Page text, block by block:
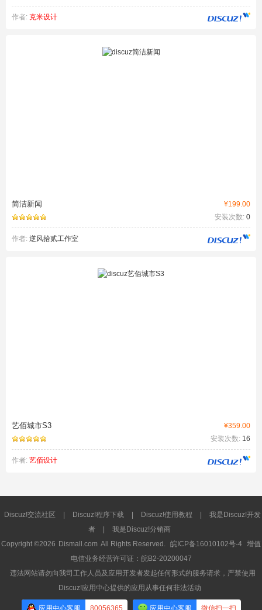
作者: 克米设计
¥199.00
简洁新闻
安装次数: 0
作者: 逆风拾贰工作室
¥359.00
艺佰城市S3
安装次数: 16
作者: 艺佰设计
Discuz!交流社区 Discuz!程序下载 Discuz!使用教程
我是Discuz!开发
者
我是Discuz!分销商
Copyright ©2026 Dismall.com All Rights Reserved. 皖ICP备16010102号-4 增值
电信业务经营许可证：皖B2-20200047
违法网站请勿向我司工作人员及应用开发者发起任何形式的服务请求，严禁使用
Discuz!应用中心提供的应用从事任何非法活动
应用中心客服 80056365 应用中心客服 微信扫一扫